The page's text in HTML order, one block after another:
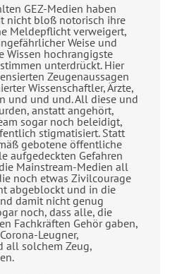
GEZ-Medien haben
nicht bloß notorisch ihre
Meldepflicht verweigert,
Weise und
Wissen hochrangigste
unterdrückt. Hier
Zeugenaussagen
Wissenschaftler, Ärzte,
und und und. All diese und
anstatt angehört,
sogar noch beleidigt,
stigmatisiert. Statt
gebotene öffentliche
aufgedeckten Gefahren
Mainstream-Medien all
noch etwas Zivilcourage
abgeblockt und in die
damit nicht genug
noch, dass alle, die
Fachkräften Gehör gaben,
Leugner,
all solchem Zeug,